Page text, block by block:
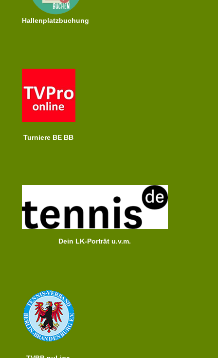
Hallenplatzbuchung
Turniere BE BB
Dein LK-Porträt u.v.m.